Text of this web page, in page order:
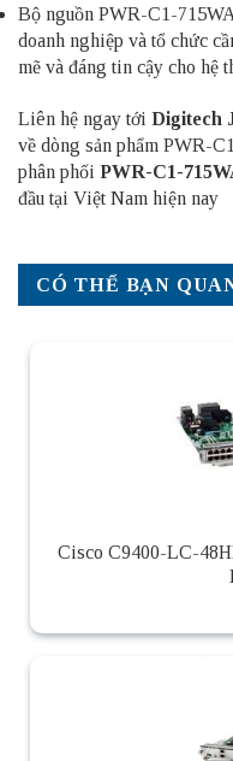
Bộ nguồn PWR-C1-
doanh nghiệp và tổ chức
mẽ và đáng tin cậy cho hệ
Liên hệ ngay tới Digitech
về dòng sản phẩm PWR-
phân phối PWR-C1-
đầu tại Việt Nam hiện nay
CÓ THỂ BẠN
Cisco C9400-LC-